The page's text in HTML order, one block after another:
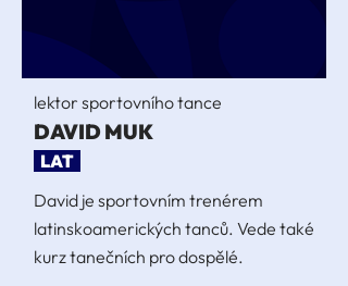
lektor sportovního tance
DAVID MUK
LAT
David je sportovním trenérem
latinskoamerických tanců. Vede také
kurz tanečních pro dospělé.